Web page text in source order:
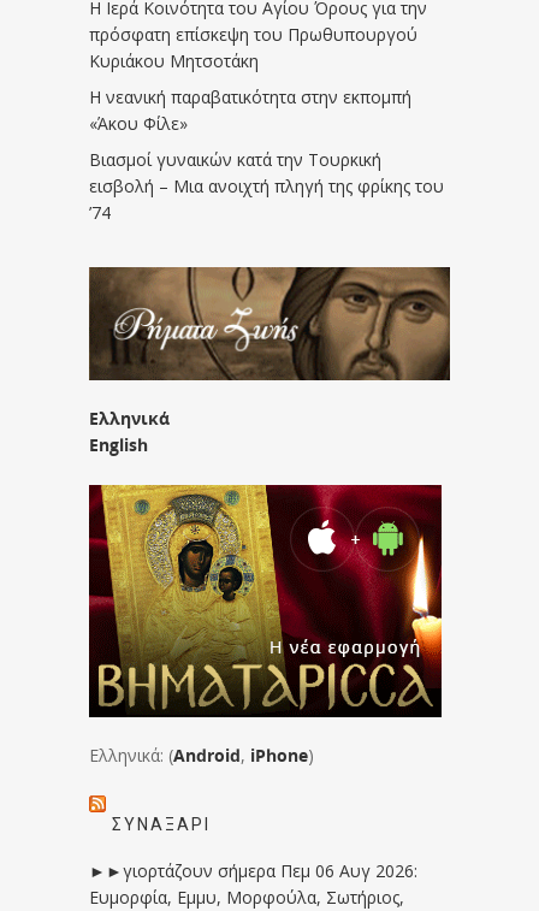
Η Ιερά Κοινότητα του Αγίου Όρους για την
πρόσφατη επίσκεψη του Πρωθυπουργού
Κυριάκου Μητσοτάκη
Η νεανική παραβατικότητα στην εκπομπή
«Άκου Φίλε»
Βιασμοί γυναικών κατά την Τουρκική
εισβολή – Μια ανοιχτή πληγή της φρίκης του
’74
Ελληνικά
English
Ελληνικά: (Android, iPhone)
ΣΥΝΑΞΆΡΙ
►►γιορτάζουν σήμερα Πεμ 06 Αυγ 2026:
Ευμορφία, Εμμυ, Μορφούλα, Σωτήριος,